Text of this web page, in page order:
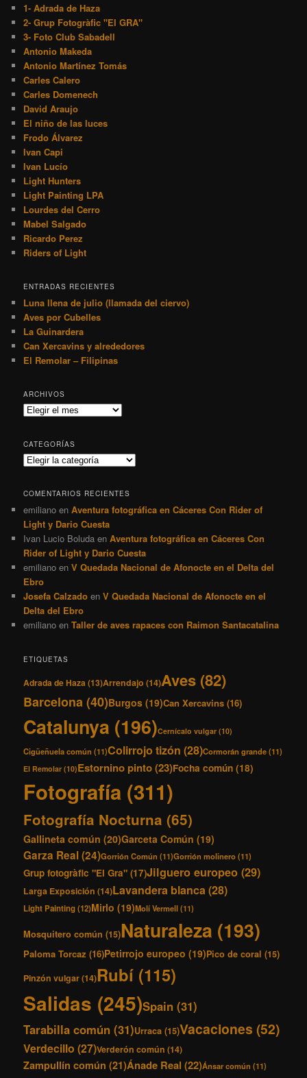
1- Adrada de Haza
2- Grup Fotogràfic "El GRA"
3- Foto Club Sabadell
Antonio Makeda
Antonio Martínez Tomás
Carles Calero
Carles Domenech
David Araujo
El niño de las luces
Frodo Álvarez
Ivan Capi
Ivan Lucío
Light Hunters
Light Painting LPA
Lourdes del Cerro
Mabel Salgado
Ricardo Perez
Riders of Light
ENTRADAS RECIENTES
Luna llena de julio (llamada del ciervo)
Aves por Cubelles
La Guinardera
Can Xercavins y alrededores
El Remolar – Filipinas
ARCHIVOS
Archivos
CATEGORÍAS
Categorías
COMENTARIOS RECIENTES
emiliano enAventura fotográfica en Cáceres Con Rider of
Light y Dario Cuesta
Ivan Lucio Boluda enAventura fotográfica en Cáceres Con
Rider of Light y Dario Cuesta
emiliano enV Quedada Nacional de Afonocte en el Delta del
Ebro
Josefa Calzado enV Quedada Nacional de Afonocte en el
Delta del Ebro
emiliano enTaller de aves rapaces con Raimon Santacatalina
ETIQUETAS
Adrada de Haza (13)Arrendajo (14)Aves (82)
Barcelona(40)Burgos (19)Can Xercavins (16)
Catalunya (196)Cernícalo vulgar (10)
Cigüeñuela común (11)Colirrojo tizón (28)Cormorán grande(11)
El Remolar (10)Estornino pinto(23)Focha común (18)
Fotografía (311)
Fotografía Nocturna (65)
Gallineta común (20)Garceta Común (19)
Garza Real(24)Gorrión Común (11)Gorrión molinero(11)
Grup fotogràfic "El Gra" (17)Jilguero europeo (29)
Larga Exposición (14)Lavandera blanca(28)
Light Painting(12)Mirlo (19)Molí Vermell(11)
Mosquitero común (15)Naturaleza (193)
Paloma Torcaz (16)Petirrojo europeo (19)Pico de coral (15)
Pinzón vulgar(14)Rubí (115)
Salidas (245)Spain (31)
Tarabilla común (31)Urraca (15)Vacaciones (52)
Verdecillo (27)Verderón común (14)
Zampullín común (21)Ánade Real (22)Ánsar común (11)